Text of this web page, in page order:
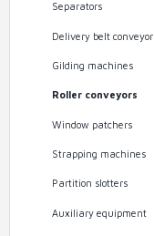
Separators
Delivery belt conveyor
Gilding machines
Roller conveyors
Window patchers
Strapping machines
Partition slotters
Auxiliary equipment